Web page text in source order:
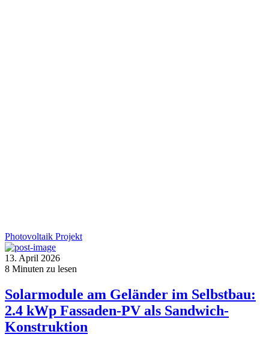
Photovoltaik Projekt
13. April 2026
8 Minuten zu lesen
Solarmodule am Geländer im Selbstbau:
2.4 kWp Fassaden-PV als Sandwich-
Konstruktion